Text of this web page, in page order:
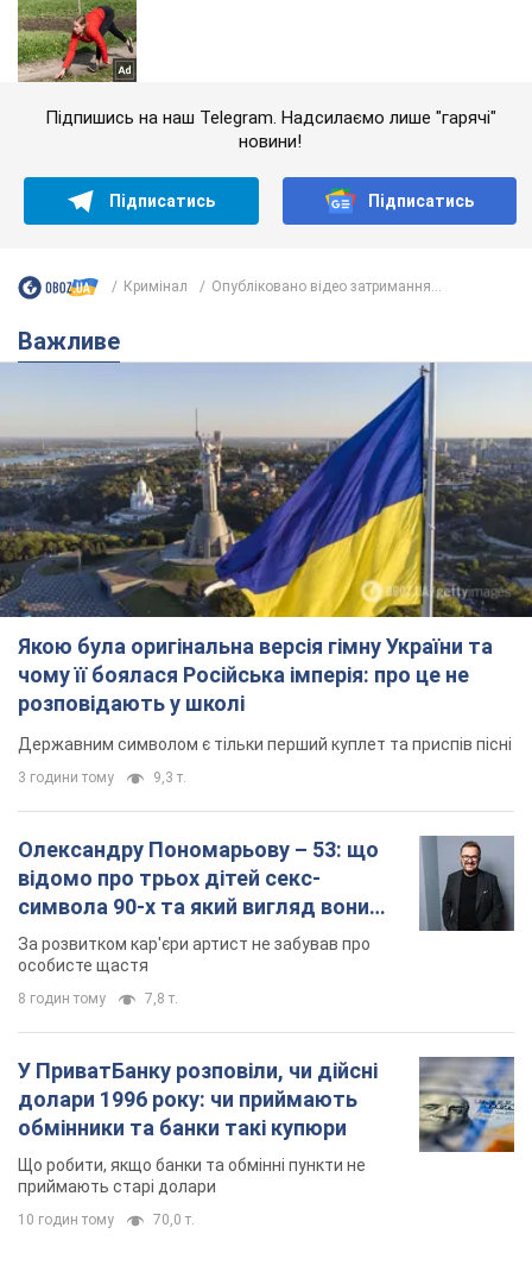
Підпишись на наш Telegram. Надсилаємо лише "гарячі"
новини!
Підписатись Підписатись
Кримінал Опубліковано відео затримання...
Важливе
Якою була оригінальна версія гімну України та
чому її боялася Російська імперія: про це не
розповідають у школі
Державним символом є тільки перший куплет та приспів пісні
3 години тому 9,3 т.
Олександру Пономарьову – 53: що
відомо про трьох дітей секс-
символа 90-х та який вигляд вони
мають
За розвитком кар'єри артист не забував про
особисте щастя
8 годин тому 7,8 т.
У ПриватБанку розповіли, чи дійсні
долари 1996 року: чи приймають
обмінники та банки такі купюри
Що робити, якщо банки та обмінні пункти не
приймають старі долари
10 годин тому 70,0 т.